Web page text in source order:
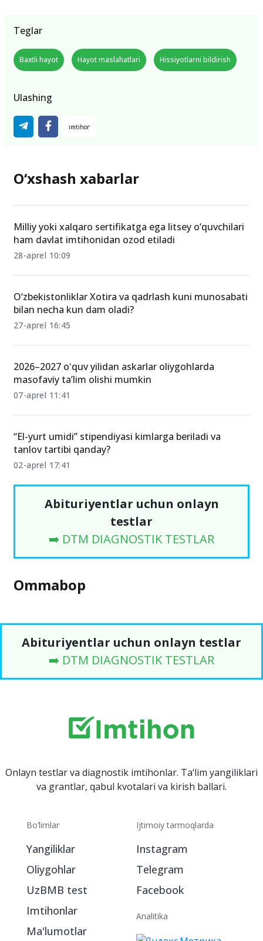
Teglar
Baxtli hayot Hayot maslahatlari Hissiyotlarni bildirish
Ulashing
O‘xshash xabarlar
Milliy yoki xalqaro sertifikatga ega litsey o‘quvchilari
ham davlat imtihonidan ozod etiladi
28-aprel 10:09
O‘zbekistonliklar Xotira va qadrlash kuni munosabati
bilan necha kun dam oladi?
27-aprel 16:45
2026–2027 oʻquv yilidan askarlar oliygohlarda
masofaviy ta’lim olishi mumkin
07-aprel 11:41
“El-yurt umidi” stipendiyasi kimlarga beriladi va
tanlov tartibi qanday?
02-aprel 17:41
Abituriyentlar uchun onlayn
testlar
➡️ DTM DIAGNOSTIK TESTLAR
Ommabop
Abituriyentlar uchun onlayn testlar
➡️ DTM DIAGNOSTIK TESTLAR
Onlayn testlar va diagnostik imtihonlar. Ta‘lim yangiliklari
va grantlar, qabul kvotalari va kirish ballari.
Bo‘limlar
Yangiliklar
Oliygohlar
UzBMB test
Imtihonlar
Ma'lumotlar
Ijtimoiy tarmoqlarda
Instagram
Telegram
Facebook
Analitika